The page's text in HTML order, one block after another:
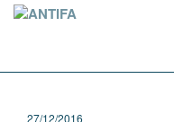
27/12/2016